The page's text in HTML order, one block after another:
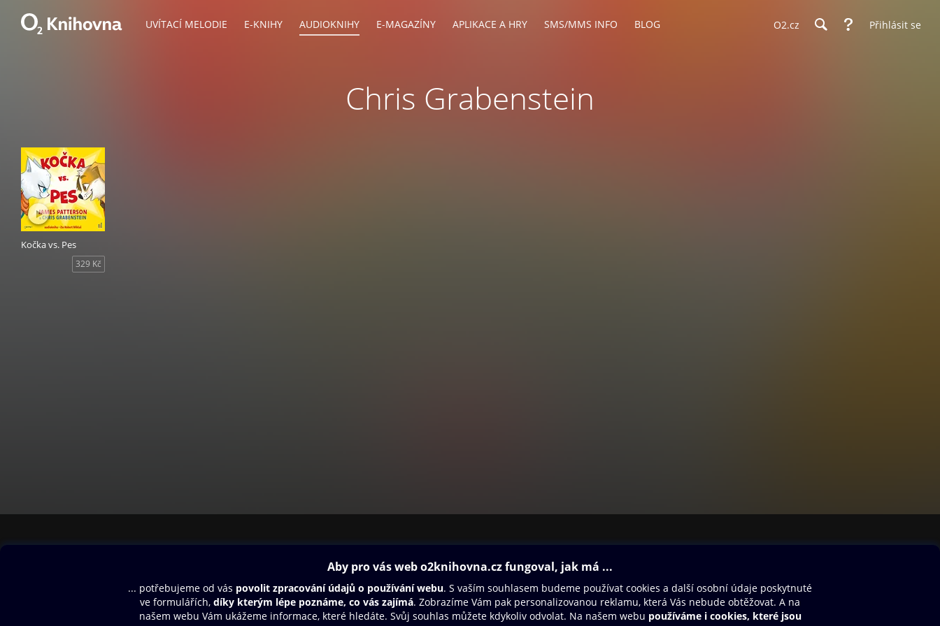
UVÍTACÍ MELODIE E-KNIHY AUDIOKNIHY E-MAGAZÍNY APLIKACE A HRY SMS/MMS INFO BLOG O2.cz Přihlásit se
Chris Grabenstein
Kočka vs. Pes
329 Kč
Aplikace a hry
SMS/MMS Info
Blog
Dárkový poukaz
Nápověda
Oneplay Originály
Sport